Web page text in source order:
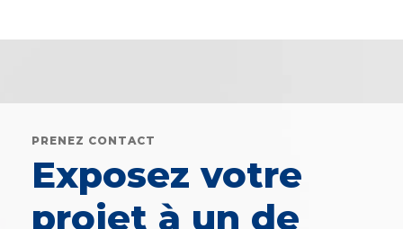
PRENEZ CONTACT
Exposez votre
projet à un de